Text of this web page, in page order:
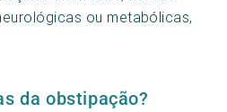
ou metabólicas,
da obstipação?